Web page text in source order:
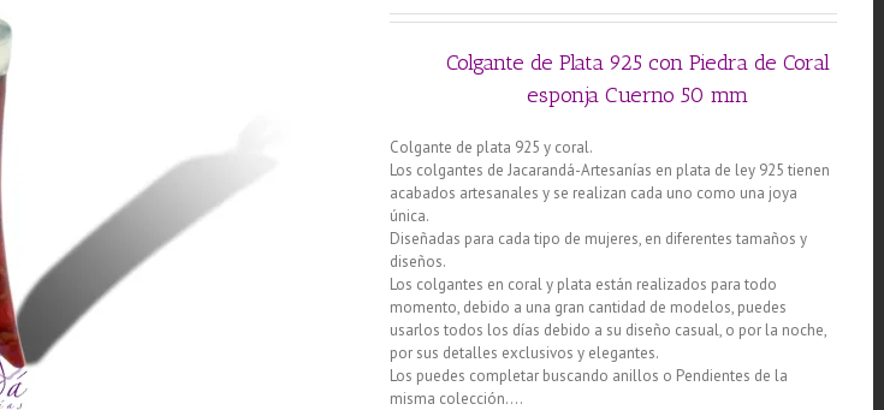
Colgante de Plata 925 con Piedra de Coral
esponja Cuerno 50 mm
Colgante de plata 925 y coral.
Los colgantes de Jacarandá-Artesanías en plata de ley 925 tienen
acabados artesanales y se realizan cada uno como una joya
única.
Diseñadas para cada tipo de mujeres, en diferentes tamaños y
diseños.
Los colgantes en coral y plata están realizados para todo
momento, debido a una gran cantidad de modelos, puedes
usarlos todos los días debido a su diseño casual, o por la noche,
por sus detalles exclusivos y elegantes.
Los puedes completar buscando anillos o Pendientes de la
misma colección….